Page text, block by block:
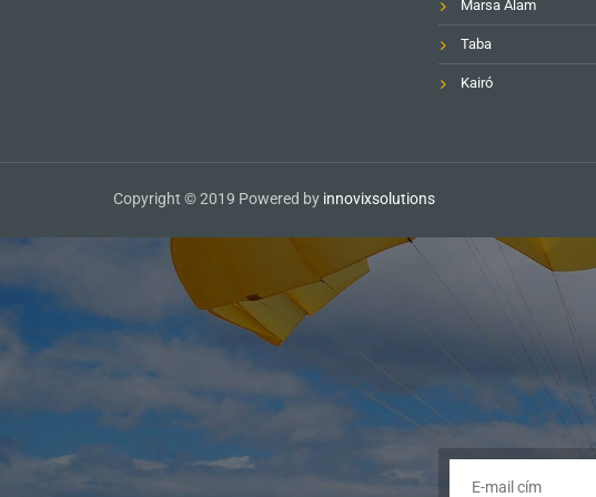
Marsa Alam
Taba
Kairó
Copyright © 2019 Powered by innovixsolutions